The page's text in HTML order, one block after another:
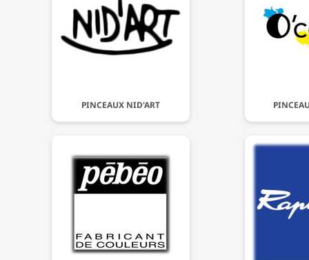
PINCEAUX NID'ART